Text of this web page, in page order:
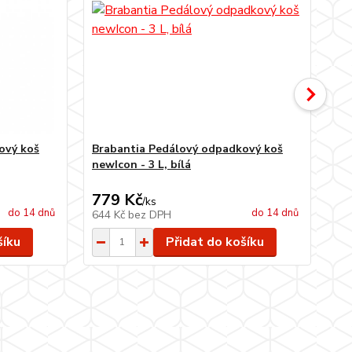
koš
do 14 dnů
Brabantia Pedálový odpadkový koš
newIcon - 3 L, bílá
779 Kč/ks
644 Kč bez DPH do 14 dnů
Přidat do košíku